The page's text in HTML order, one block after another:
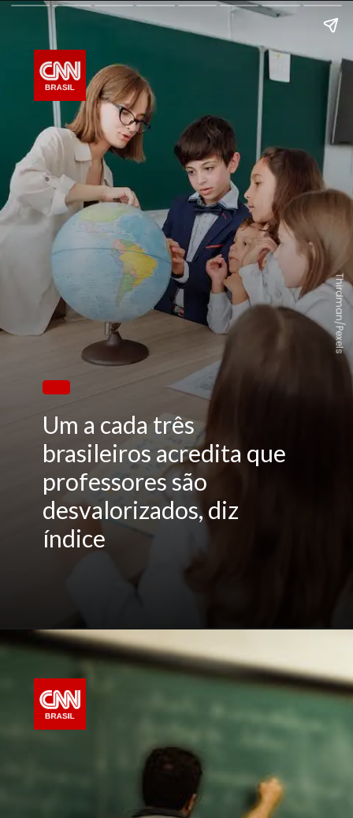
Um a cada três
brasileiros acredita que
professores são
desvalorizados, diz
índice
Thirdman/Pexels